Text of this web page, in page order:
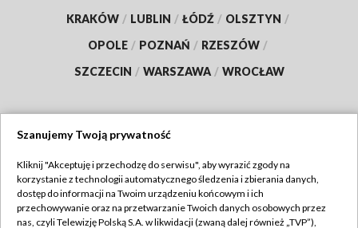
KRAKÓW / LUBLIN / ŁÓDŹ / OLSZTYN /
OPOLE / POZNAŃ / RZESZÓW /
SZCZECIN / WARSZAWA / WROCŁAW
TVP
Abonament TVP
Regulamin TVP
Szanujemy Twoją prywatność
Kliknij "Akceptuję i przechodzę do serwisu", aby wyrazić zgody na
korzystanie z technologii automatycznego śledzenia i zbierania danych,
dostęp do informacji na Twoim urządzeniu końcowym i ich
przechowywanie oraz na przetwarzanie Twoich danych osobowych przez
nas, czyli Telewizję Polską S.A. w likwidacji (zwaną dalej również „TVP”),